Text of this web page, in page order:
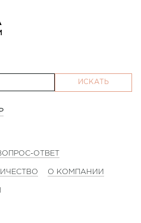
ИСКАТЬ
ОТВЕТ
О КОМПАНИИ